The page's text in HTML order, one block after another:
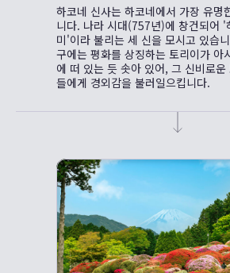
하코네 신사는 하코네에서 가장 유명
니다. 나라 시대(757년)에 창건되어 '
미'이라 불리는 세 신을 모시고 있습
구에는 평화를 상징하는 토리이가 아
에 떠 있는 듯 솟아 있어, 그 신비로운
들에게 경외감을 불러일으킵니다.